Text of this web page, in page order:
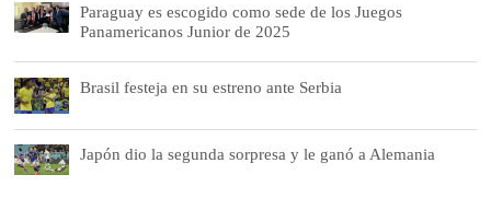
Paraguay es escogido como sede de los Juegos
Panamericanos Junior de 2025
Brasil festeja en su estreno ante Serbia
Japón dio la segunda sorpresa y le ganó a Alemania